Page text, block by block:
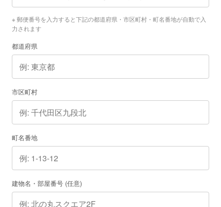
※ 郵便番号を入力すると下記の都道府県・市区町村・町名番地が自動で入
力されます
都道府県
市区町村
町名番地
建物名・部屋番号 (任意)